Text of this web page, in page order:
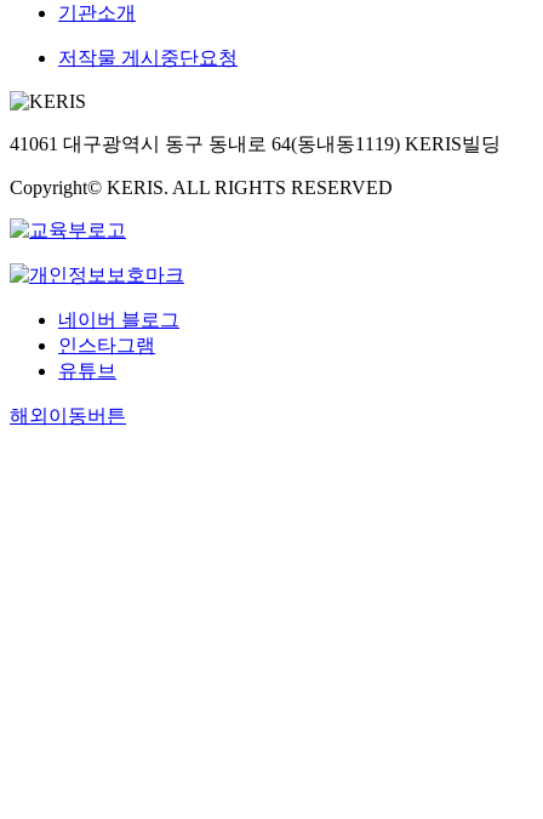
기관소개
저작물 게시중단요청
41061 대구광역시 동구 동내로 64(동내동1119) KERIS빌딩
Copyright© KERIS. ALL RIGHTS RESERVED
네이버 블로그
인스타그램
유튜브
해외이동버튼